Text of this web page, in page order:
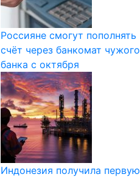
Россияне смогут пополнять
счёт через банкомат чужого
банка с октября
Индонезия получила первую